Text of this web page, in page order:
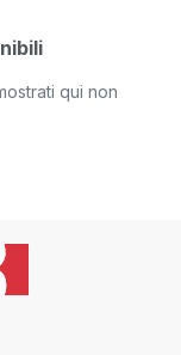
qui non